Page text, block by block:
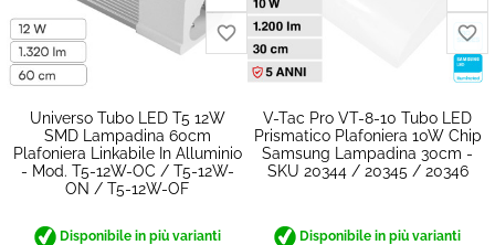
favorite_border
Universo Tubo LED T5 12W
SMD Lampadina 60cm
Plafoniera Linkabile In Alluminio
- Mod. T5-12W-OC / T5-12W-
ON / T5-12W-OF
Disponibile in più varianti
V-Tac Pro VT-8-10 Tubo LED
Prismatico Plafoniera 10W Chip
Samsung Lampadina 30cm -
SKU 20344 / 20345 / 20346
Disponibile in più varianti